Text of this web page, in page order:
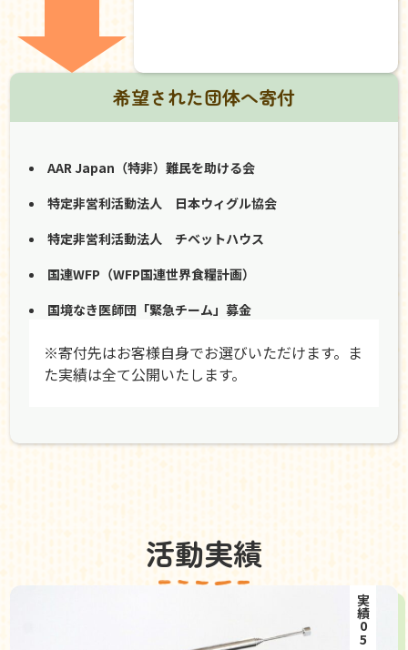
希望された団体へ寄付
AAR Japan（特非）難民を助ける会
特定非営利活動法人 日本ウィグル協会
特定非営利活動法人 チベットハウス
国連WFP（WFP国連世界食糧計画）
国境なき医師団「緊急チーム」募金
※寄付先はお客様自身でお選びいただけます。ま
た実績は全て公開いたします。
活動実績
実績05